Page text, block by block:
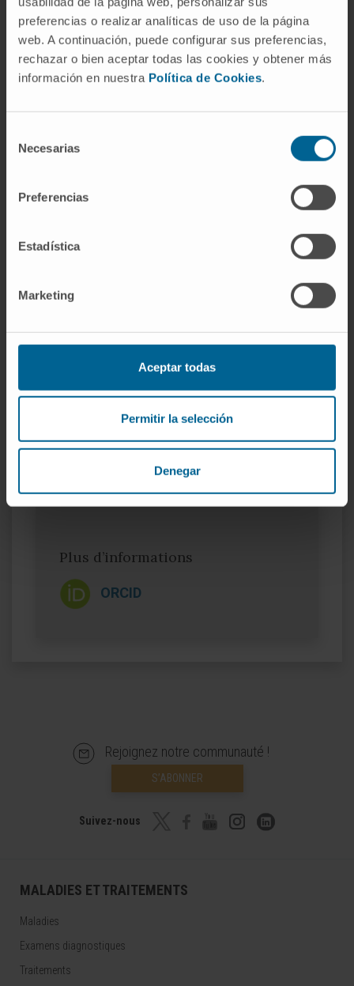
preferencias o realizar analíticas de uso de la página
web. A continuación, puede configurar sus preferencias,
rechazar o bien aceptar todas las cookies y obtener más
información en nuestra Política de Cookies.
Necesarias
Preferencias
Estadística
Marketing
Aceptar todas
Permitir la selección
Denegar
malformations vasculaires.
Micro-mousse de polidocanol pauvre en azote.
Activité
En enseignement
d’enseignement tronc commun de 3e année
En recherche
Elle a collaboré à la publication de chapitres
dans 11 livres de la spécialité.
Elle a collaboré par des contributions dans
19 congrès de la spécialité.
Plus d’informations
ORCID
Rejoignez notre communauté !
S’ABONNER
Suivez-nous
MALADIES ET TRAITEMENTS
Maladies
Examens diagnostiques
Traitements